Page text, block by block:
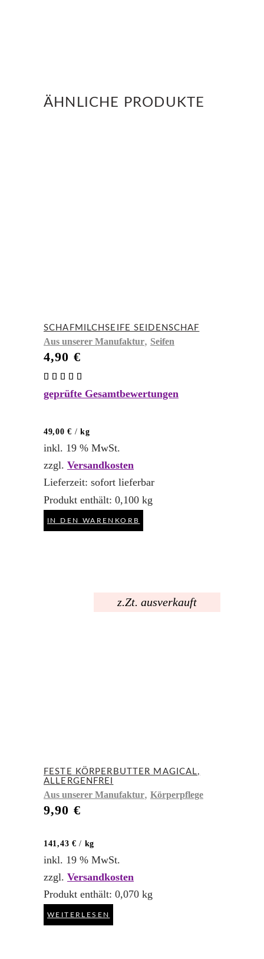
ÄHNLICHE PRODUKTE
SCHAFMILCHSEIFE SEIDENSCHAF
Aus unserer Manufaktur, Seifen
4,90 €
5.00
geprüfte Gesamtbewertungen
49,00€ /kg
inkl. 19 % MwSt.
zzgl. Versandkosten
Lieferzeit: sofort lieferbar
Produkt enthält: 0,100 kg
IN DEN WARENKORB
z.Zt. ausverkauft
FESTE KÖRPERBUTTER MAGICAL,
ALLERGENFREI
Aus unserer Manufaktur, Körperpflege
9,90 €
141,43 € / kg
inkl. 19 % MwSt.
zzgl. Versandkosten
Produkt enthält: 0,070 kg
WEITERLESEN